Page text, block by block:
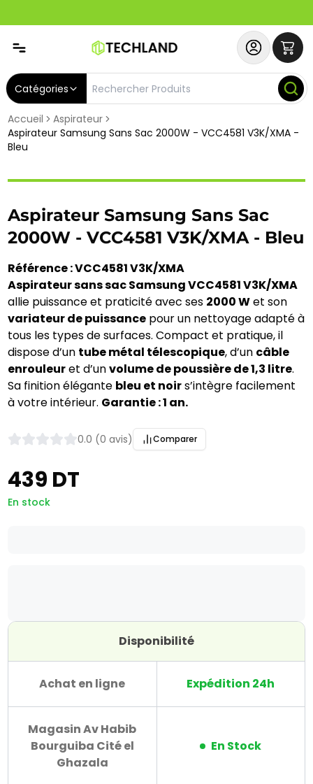
Catégories
Accueil
Aspirateur
Aspirateur Samsung Sans Sac 2000W - VCC4581 V3K/XMA -
Bleu
Aspirateur Samsung Sans Sac
2000W - VCC4581 V3K/XMA - Bleu
Référence : VCC4581 V3K/XMA
Aspirateur sans sac Samsung VCC4581 V3K/XMA
allie puissance et praticité avec ses 2000 Wet son
variateur de puissance pour un nettoyage adapté à
tous les types de surfaces. Compact et pratique, il
dispose d’un tube métal télescopique, d’un câble
enrouleuret d’unvolume de poussière de 1,3 litre.
Sa finition élégante bleu et noirs’intègre facilement
à votre intérieur. Garantie : 1 an.
0.0 (0 avis) Comparer
439 DT
En stock
Disponibilité
Achat en ligne Expédition 24h
Magasin Av Habib
Bourguiba Cité el
Ghazala
En Stock